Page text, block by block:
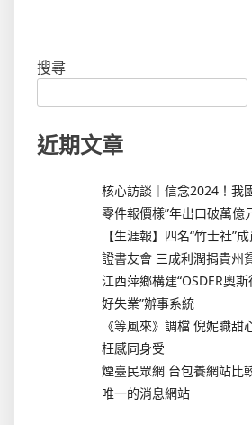
搜尋
近期文章
核心訪談｜信念2024！我
零件報價樣”年出口破萬億
【生涯報】四名“竹士社”
證書友會 三成利潤捐貴州
江西萍鄉構建“OSDER奧
好失業”辦事系統
《等風來》調檔 倪妮職甜
枉感同身受
煙臺民眾網 台包養網站比
唯一的消息網站